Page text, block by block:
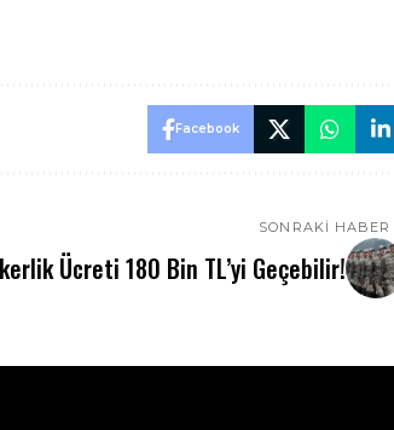
Facebook
SONRAKI HABER
Ücreti 180 Bin TL’yi Geçebilir!